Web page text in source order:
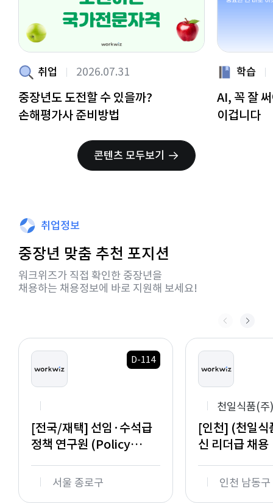
취업 2026.07.31
중장년도 도전할 수 있을까?
손해평가사 준비방법
학습
AI, 꼭 잘
이겁니다
콘텐츠 모두보기
취업정보
중장년 맞춤 추천 포지션
워크위즈가 직접 확인한 중장년을
채용하는 채용정보에 바로 지원해 보세요!
D-114
[전국/재택] 선임·수석급
정책 연구원 (Policy
서울 종로구
천일식품(주)
[인천] (천일식
신 리더급 채용
인천 남동구